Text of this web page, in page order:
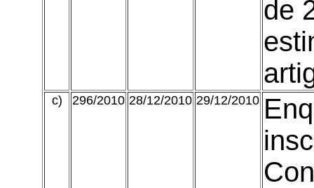
de
c) 296/2010 28/12/2010 29/12/2010